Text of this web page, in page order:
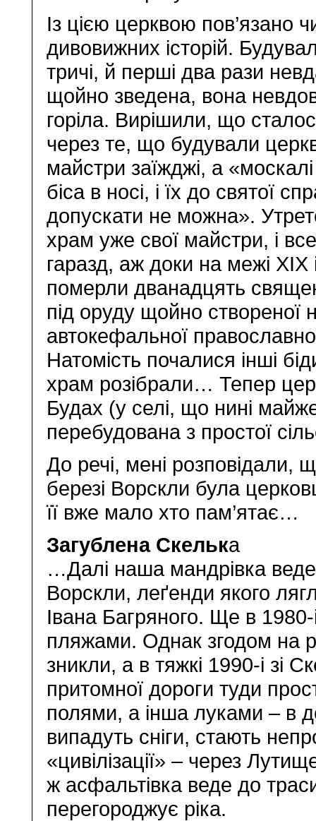
Із цією церквою пов’язано
дивовижних історій.
тричі, й перші два рази
щойно зведена, вона
горіла. Вирішили, що
через те, що будували
майстри заїжджі, а
біса в носі, і їх до святої
допускати не можна».
храм уже свої майстри, і
гаразд, аж доки на межі
померли дванадцять
під оруду щойно створеної
автокефальної
Натомість почалися інші
храм розібрали… Тепер
Будах (у селі, що нині
перебудована з простої
До речі, мені розповідали,
березі Ворскли була
її вже мало хто пам’ятає…
Загублена Скелька
…Далі наша мандрівка
Ворскли, леґенди якого
Івана Багряного. Ще в
пляжами. Однак згодом на
зникли, а в тяжкі 1990-і зі
притомної дороги туди
полями, а інша луками – в
випадуть сніги, стають
«цивілізації» – через
ж асфальтівка веде до
перегороджує ріка.